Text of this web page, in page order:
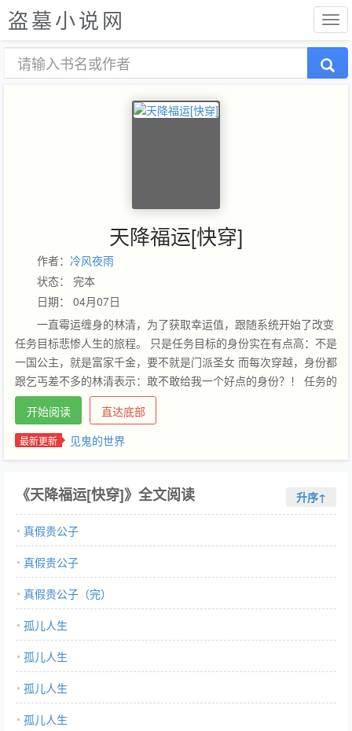
盗墓小说网
天降福运[快穿]
作者： 冷风夜雨
状态： 完本
日期： 04月07日
一直霉运缠身的林清，为了获取幸运值，跟随系统开始了改变
任务目标悲惨人生的旅程。 只是任务目标的身份实在有点高：不是
一国公主，就是富家千金，要不就是门派圣女 而每次穿越，身份都
跟乞丐差不多的林清表示：敢不敢给我一个好点的身份？！ 任务的
最大困难，不再是如何改变任务目标的悲惨人生，而是如何接近任
务目标！ 暂定世界： 1.真假贵公子（古代流落在外的贵族公子）
2.孤儿人生（现代被拐卖的孤儿） 3.见鬼的世界（现代开了阴阳眼
的青年） 4.我只是个炮灰（武侠世界的炮灰）5.将反派进行到底
2.男主苏苏苏 3.1v1，女主始终是一个人
————————————————————预收《和死对头成了
道侣》，一句话简介：死对头有点香 以下文案：众所周知，顾夕颜
和墨卿是死对头。 一个是智计无双的天机阁阁主，一个是武力至上
的魔教教主。 然而，互相讨厌的两人，却阴差阳错的绑定了道侣契
约。 顾夕颜：每天都在想尽办法解除契约并沙雕着（不是）。 墨
卿：在解除契约的边缘疯狂试探！ 后来，喜欢用智商解决事情的顾
夕颜，爱上了用武力解决事情。所有不服，通通一拳撂倒，真爽！
而向来不喜欢动脑子的墨卿，则为顾夕颜的智慧所倾倒：这女人聪
明的样子竟该死的迷人！ ps： 1.智力点满女主x武力爆表男主 2.披
着修真皮的恋爱文本小说网提供冷风夜雨著作的天降福运[快穿]最
新章节，天降福运[快穿]全文免费阅读，天降福运[快穿]无弹窗清爽
阅读体验！…
开始阅读 直达底部
最新更新 见鬼的世界
《天降福运[快穿]》全文阅读 升序↑
真假贵公子
真假贵公子
真假贵公子（完）
孤儿人生
孤儿人生
孤儿人生
孤儿人生